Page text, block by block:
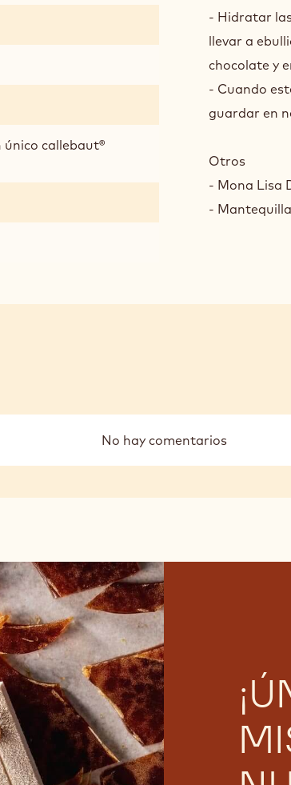
callebaut®
- Hidratar
llevar a
chocolate y
- Cuando
guardar en
Otros
- Mona Lisa
-
No hay comentarios